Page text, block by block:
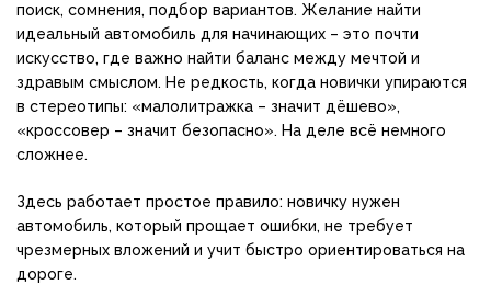
поиск, сомнения, подбор вариантов. Желание найти
идеальный автомобиль для начинающих – это почти
искусство, где важно найти баланс между мечтой и
здравым смыслом. Не редкость, когда новички упираются
в стереотипы: «малолитражка – значит дёшево»,
«кроссовер – значит безопасно». На деле всё немного
сложнее.
Здесь работает простое правило: новичку нужен
автомобиль, который прощает ошибки, не требует
чрезмерных вложений и учит быстро ориентироваться на
дороге.